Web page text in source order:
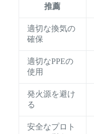
推薦
適切な換気の
確保
適切なPPEの
使用
発火源を避け
る
安全なプロト